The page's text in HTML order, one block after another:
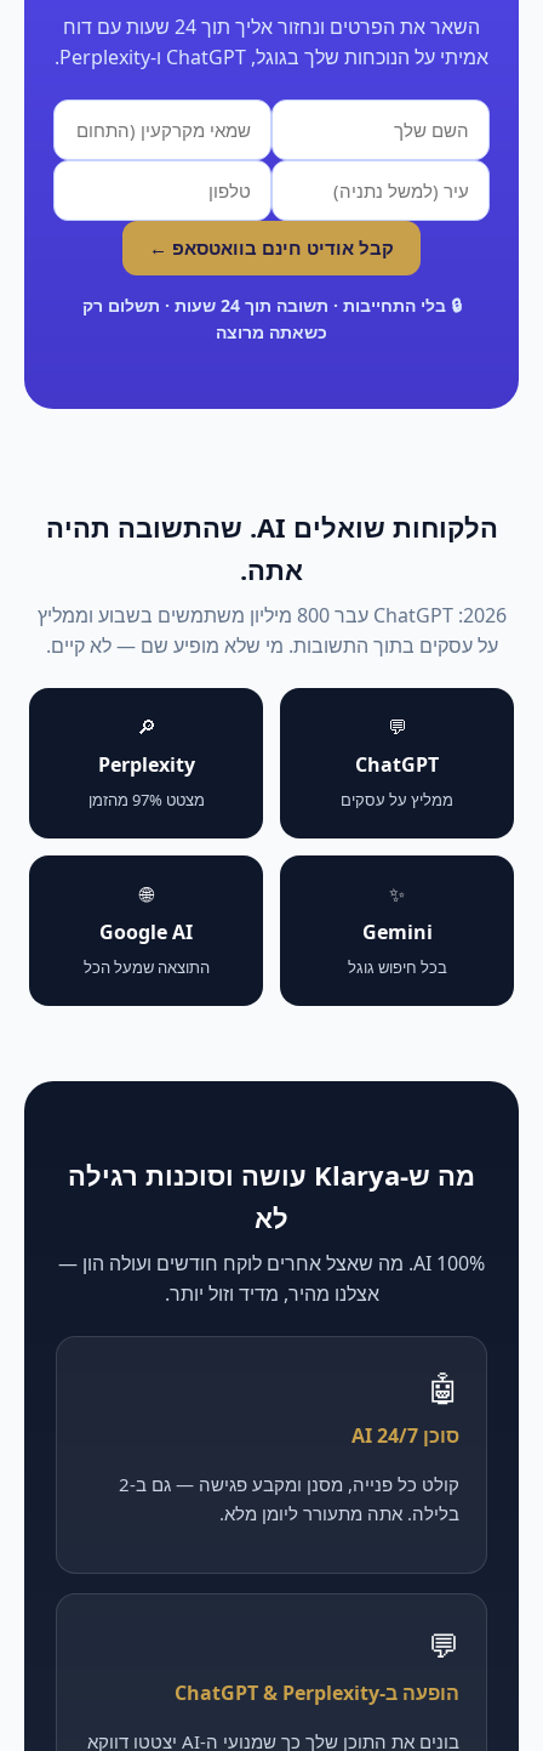
השאר את הפרטים ונחזור אליך תוך 24 שעות עם דוח
אמיתי על הנוכחות שלך בגוגל, ChatGPT ו-Perplexity.
קבל אודיט חינם בוואטסאפ ←
🔒 בלי התחייבות · תשובה תוך 24 שעות · תשלום רק
כשאתה מרוצה
הלקוחות שואלים AI. שהתשובה תהיה
אתה.
2026: ChatGPT עבר 800 מיליון משתמשים בשבוע וממליץ
על עסקים בתוך התשובות. מי שלא מופיע שם — לא קיים.
💬
ChatGPT
ממליץ על עסקים
🔎
Perplexity
מצטט 97% מהזמן
✨
Gemini
בכל חיפוש גוגל
🌐
Google AI
התוצאה שמעל הכל
מה ש-Klarya עושה וסוכנות רגילה
לא
100% AI. מה שאצל אחרים לוקח חודשים ועולה הון —
אצלנו מהיר, מדיד וזול יותר.
🤖
סוכן AI 24/7
קולט כל פנייה, מסנן ומקבע פגישה — גם ב-2
בלילה. אתה מתעורר ליומן מלא.
💬
הופעה ב-ChatGPT & Perplexity
בונים את התוכן שלך כך שמנועי ה-AI יצטטו דווקא